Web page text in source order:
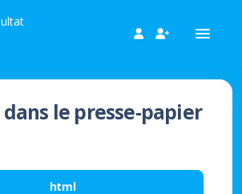
le presse-papier
html